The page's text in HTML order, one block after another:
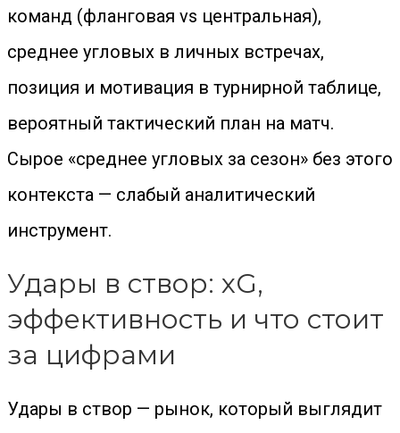
команд (фланговая vs центральная),
среднее угловых в личных встречах,
позиция и мотивация в турнирной таблице,
вероятный тактический план на матч.
Сырое «среднее угловых за сезон» без этого
контекста — слабый аналитический
инструмент.
Удары в створ: xG,
эффективность и что стоит
за цифрами
Удары в створ — рынок, который выглядит